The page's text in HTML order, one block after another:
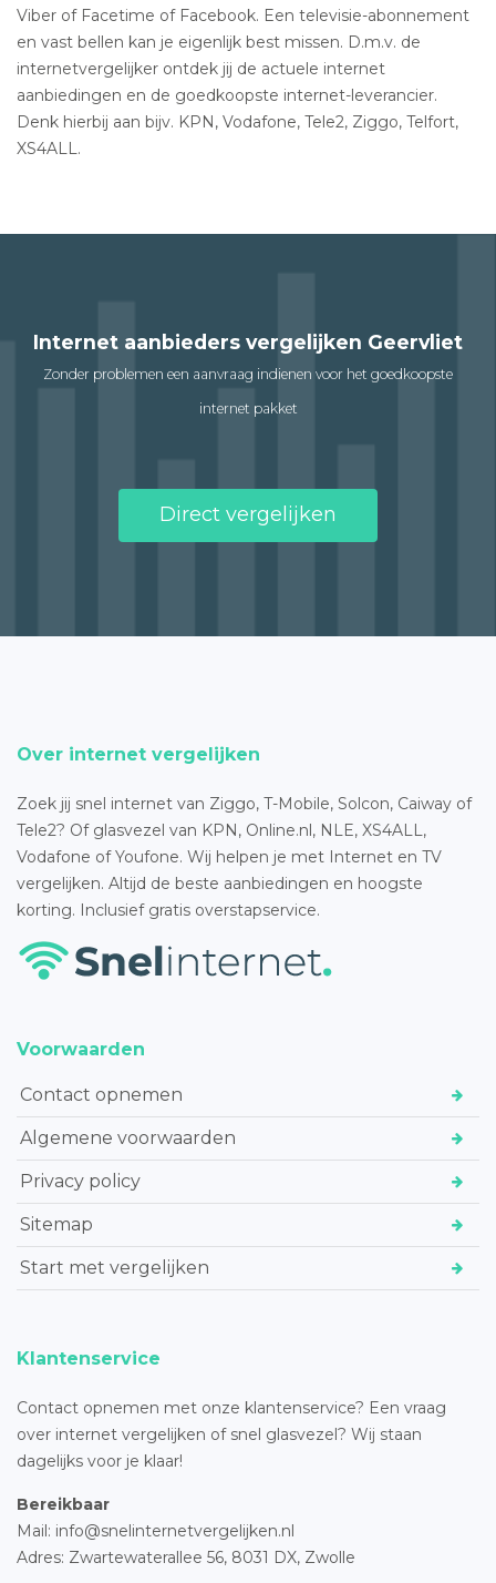
Viber of Facetime of Facebook. Een televisie-abonnement
en vast bellen kan je eigenlijk best missen. D.m.v. de
internetvergelijker ontdek jij de actuele internet
aanbiedingen en de goedkoopste internet-leverancier.
Denk hierbij aan bijv. KPN, Vodafone, Tele2, Ziggo, Telfort,
XS4ALL.
Internet aanbieders vergelijken Geervliet
Zonder problemen een aanvraag indienen voor het goedkoopste
internet pakket
Direct vergelijken
Over internet vergelijken
Zoek jij snel internet van Ziggo, T-Mobile, Solcon, Caiway of
Tele2? Of glasvezel van KPN, Online.nl, NLE, XS4ALL,
Vodafone of Youfone. Wij helpen je met Internet en TV
vergelijken. Altijd de beste aanbiedingen en hoogste
korting. Inclusief gratis overstapservice.
Voorwaarden
Contact opnemen
Algemene voorwaarden
Privacy policy
Sitemap
Start met vergelijken
Klantenservice
Contact opnemen met onze klantenservice? Een vraag
over internet vergelijken of snel glasvezel? Wij staan
dagelijks voor je klaar!
Bereikbaar
Mail: info@snelinternetvergelijken.nl
Adres: Zwartewaterallee 56, 8031 DX, Zwolle